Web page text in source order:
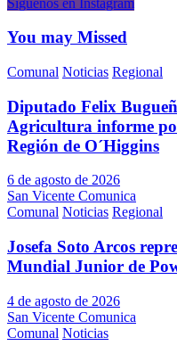
You may Missed
Comunal Noticias Regional
Diputado Felix
Agricultura informe
Región de O´Higgins
6 de agosto de 2026
San Vicente Comunica
Comunal Noticias Regional
Josefa Soto Arcos
Mundial Junior de
4 de agosto de 2026
San Vicente Comunica
Comunal Noticias